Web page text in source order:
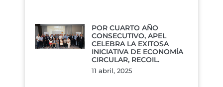
POR CUARTO AÑO
CONSECUTIVO, APEL
CELEBRA LA EXITOSA
INICIATIVA DE ECONOMÍA
CIRCULAR, RECOIL.
11 abril, 2025